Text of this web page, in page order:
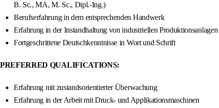
B. Sc., MA, M. Sc., Dipl.-Ing.)
Berufserfahrung in dem entsprechenden Handwerk
Erfahrung in der Instandhaltung von industriellen Produktionsanlagen
Fortgeschrittene Deutschkenntnisse in Wort und Schrift
PREFERRED QUALIFICATIONS:
Erfahrung mit zustandsorientierter Überwachung
Erfahrung in der Arbeit mit Druck- und Applikationsmaschinen